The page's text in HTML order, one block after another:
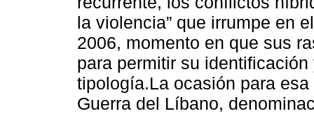
la violencia” que irrumpe en
2006, momento en que sus
para permitir su
tipología.La ocasión para
Guerra del Líbano,